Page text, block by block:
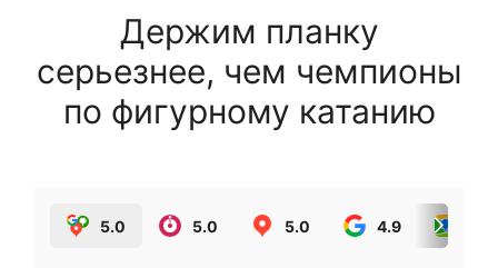
Держим планку
серьезнее, чем чемпионы
по фигурному катанию
5.0 5.0 5.0 4.9